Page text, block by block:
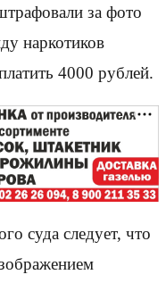
за фото
наркотиков
4000 рублей.
суда следует, что